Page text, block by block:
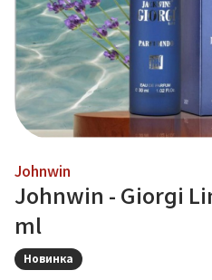
Johnwin
Johnwin - Giorgi
ml
Новинка